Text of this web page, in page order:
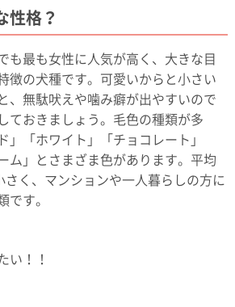
性格？
も最も女性に人気が高く、大きな目
徴の犬種です。可愛いからと小さい
、無駄吠えや噛み癖が出やすいので
ておきましょう。毛色の種類が多
」「ホワイト」「チョコレート」
ム」とさまざま色があります。平均
く、マンションや一人暮らしの方に
す。
い！！